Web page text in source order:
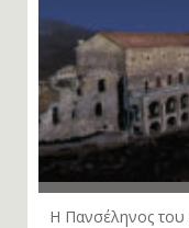
Η Πανσέληνος του